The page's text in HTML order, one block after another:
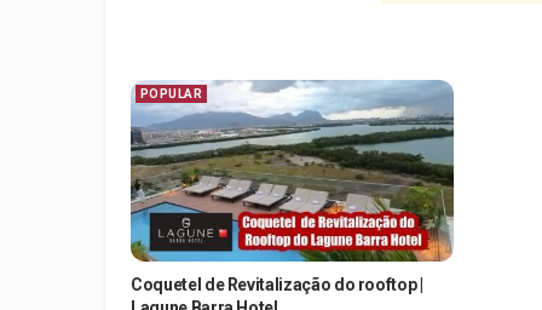
POPULAR
Coquetel de Revitalização do rooftop |